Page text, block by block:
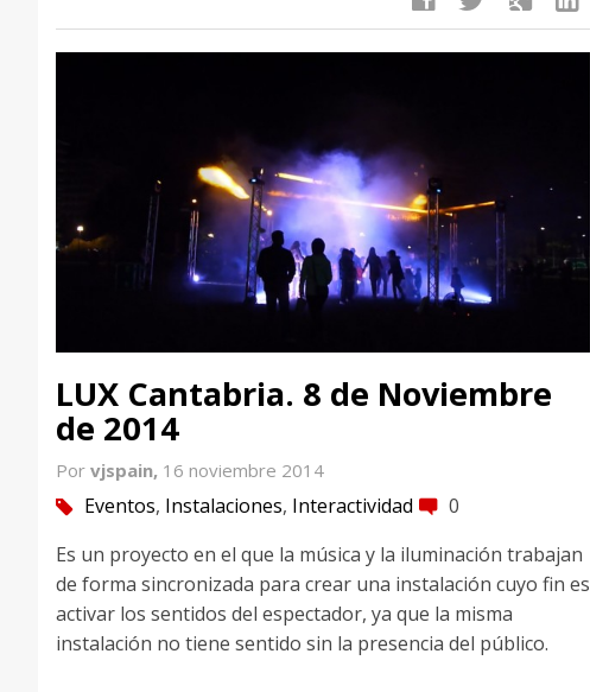
LUX Cantabria. 8 de Noviembre
de 2014
Por vjspain, 16 noviembre 2014
tag Eventos, Instalaciones, Interactividad comment 0
Es un proyecto en el que la música y la iluminación trabajan
de forma sincronizada para crear una instalación cuyo fin es
activar los sentidos del espectador, ya que la misma
instalación no tiene sentido sin la presencia del público.